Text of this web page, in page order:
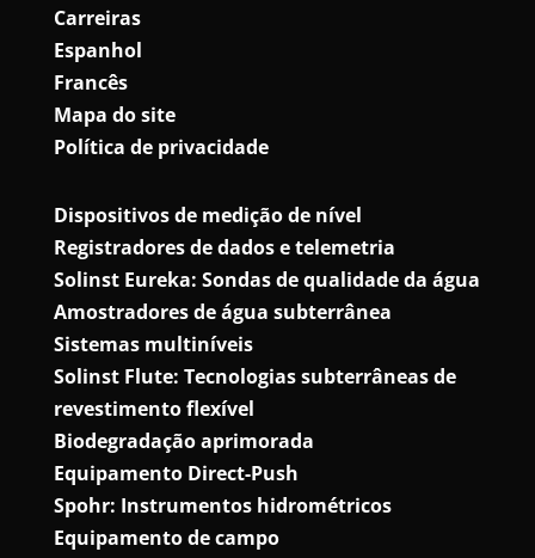
Carreiras
Espanhol
Francês
Mapa do site
Política de privacidade
Dispositivos de medição de nível
Registradores de dados e telemetria
Solinst Eureka: Sondas de qualidade da água
Amostradores de água subterrânea
Sistemas multiníveis
Solinst Flute: Tecnologias subterrâneas de
revestimento flexível
Biodegradação aprimorada
Equipamento Direct-Push
Spohr: Instrumentos hidrométricos
Equipamento de campo